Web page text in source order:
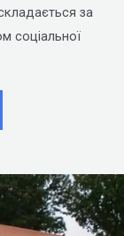
за
соціальної